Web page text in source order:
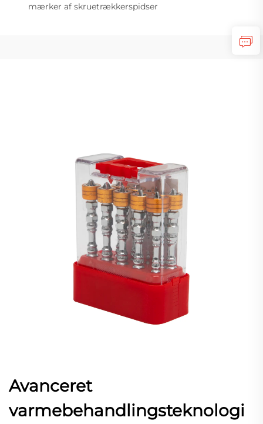
mærker af skruetrækkerspidser
Avanceret
varmebehandlingsteknologi